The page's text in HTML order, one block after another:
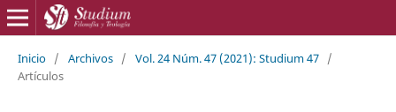
Inicio / Archivos / Vol. 24 Núm. 47 (2021): Studium 47 /
Artículos